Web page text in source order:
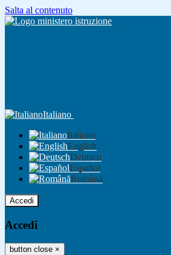
Salta al contenuto
Italiano
Italiano
English
Deutsch
Español
Română
Accedi
Accedi
button close ×